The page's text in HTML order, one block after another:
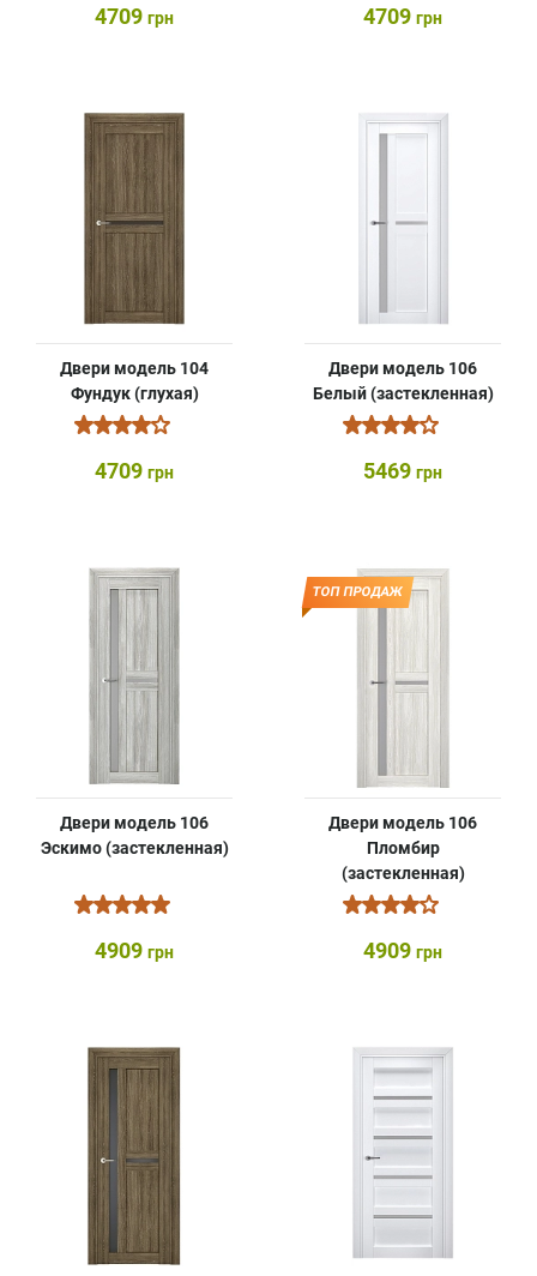
4709 грн 4709 грн
Двери модель 104
Фундук (глухая)
4709 грн
Двери модель 106
Белый (застекленная)
5469 грн
Двери модель 106
Эскимо (застекленная)
4909 грн
ТОП ПРОДАЖ
Двери модель 106
Пломбир
(застекленная)
4909 грн